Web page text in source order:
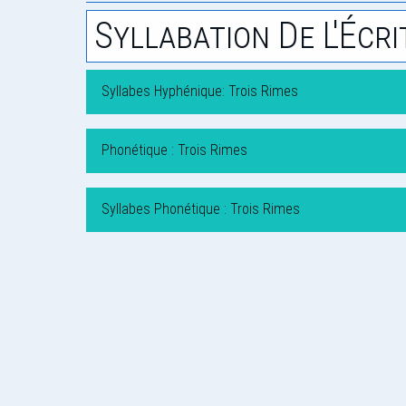
Syllabation De
Syllabes Hyphénique: Trois Rimes
Phonétique : Trois Rimes
Syllabes Phonétique : Trois Rimes